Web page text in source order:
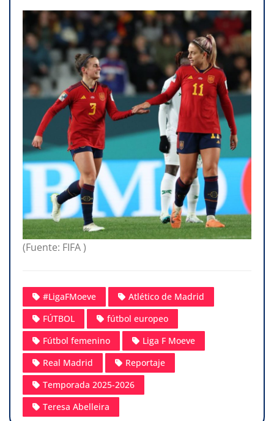
(Fuente: FIFA )
#LigaFMoeve
Atlético de Madrid
FÚTBOL
fútbol europeo
Fútbol femenino
Liga F Moeve
Real Madrid
Reportaje
Temporada 2025-2026
Teresa Abelleira